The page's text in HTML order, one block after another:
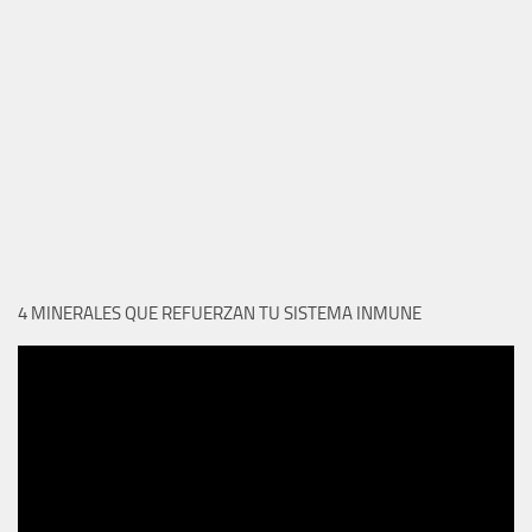
4 MINERALES QUE REFUERZAN TU SISTEMA INMUNE